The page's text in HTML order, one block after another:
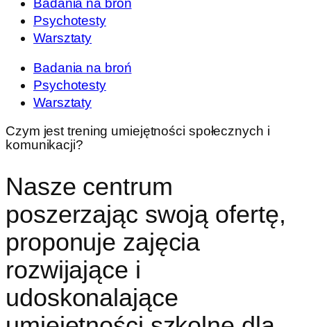
Badania na broń
Psychotesty
Warsztaty
Badania na broń
Psychotesty
Warsztaty
Czym jest trening umiejętności społecznych i
komunikacji?
Nasze centrum
poszerzając swoją ofertę,
proponuje zajęcia
rozwijające i
udoskonalające